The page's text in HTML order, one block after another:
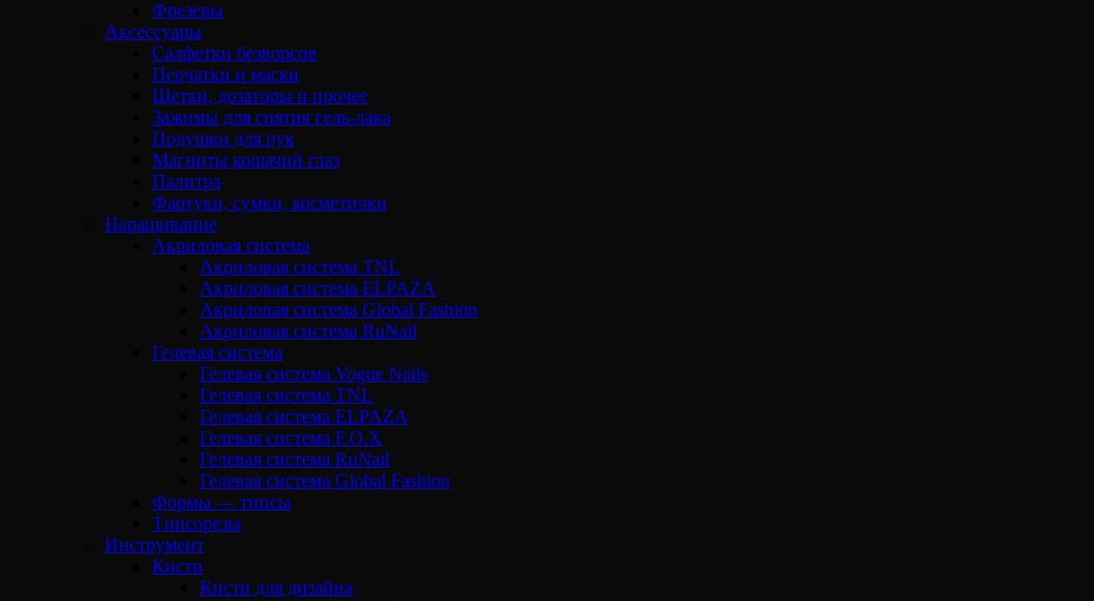
Фрезеры
Аксессуары
Салфетки безворсов
Перчатки и маски
Щетки, дозаторы и прочее
Зажимы для снятия гель-лака
Подушки для рук
Магниты кошачий глаз
Палитра
Фартуки, сумки, косметички
Наращивание
Акриловая система
Акриловая система TNL
Акриловая система ELPAZA
Акриловая система Global Fashion
Акриловая система RuNail
Гелевая система
Гелевая система Vogue Nails
Гелевая система TNL
Гелевая система ELPAZA
Гелевая система F.O.X
Гелевая система RuNail
Гелевая система Global Fashion
Формы — типсы
Типсорезы
Инструмент
Кисти
Кисти для дизайна